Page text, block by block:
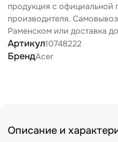
продукция с официальной
производителя.
Раменском или доставка
Артикул10748222
БрендAcer
Описание и